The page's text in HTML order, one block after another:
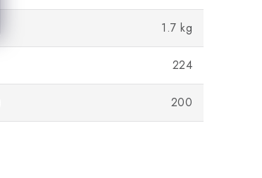
1.7 kg
224
200